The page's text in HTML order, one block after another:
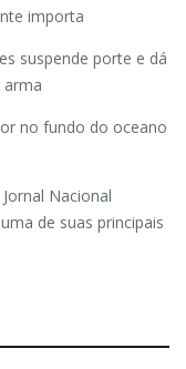
importa
suspende porte e dá
arma
no fundo do oceano
Nacional
de suas principais